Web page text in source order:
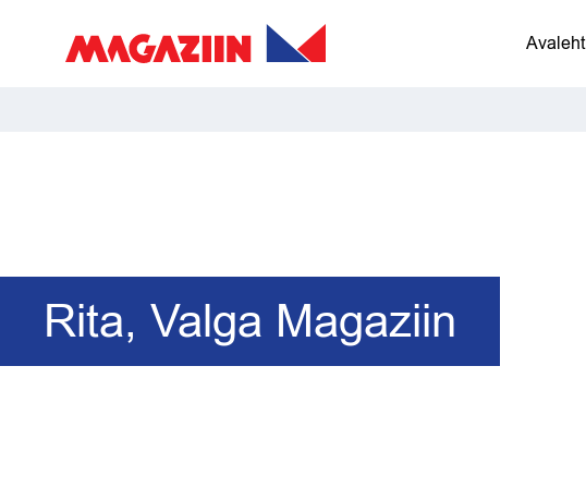
Avaleht
Rita, Valga Magaziin